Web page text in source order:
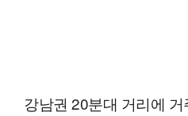
강남권 20분대 거리에